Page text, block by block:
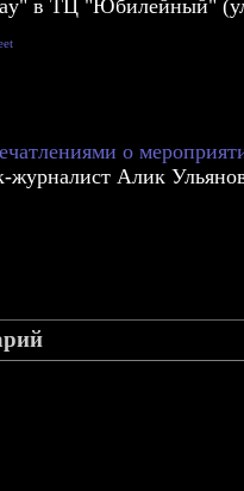
в ТЦ "Юбилейный"
о
журналист Алик